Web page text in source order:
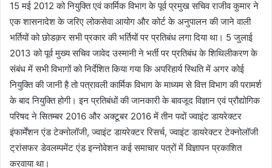
15 मई 2012 को नियुक्ति एवं कार्मिक विभाग के पूर्व प्रमुख सचिव राजीव कुमार ने
एक शासनादेश के जरिए लोकसेवा आयोग और कोर्ट के अनुपालन की जाने वाली
भर्तियों को छोडक़र सभी प्रकार की भर्तियों पर प्रतिबंध लगा दिया था। 5 जुलाई
2013 को पूर्व मुख्य सचिव जावेद उस्मानी ने भर्ती पर प्रतिबंध के शिथिलीकरण के
संबंध में सभी विभागों को निर्देशित किया गया कि अपरिहार्य स्थिति में अगर कोई
नियुक्ति की जानी है तो पत्रावली कार्मिक विभाग के माध्यम से वित्त विभाग की परामर्श
के बाद नियुक्ति होगी। इन प्रतिबंधों की जानकारी के बावजूद विज्ञान एवं प्रौद्योगिक
परिषद ने सितम्बर 2016 और अक्टूबर 2016 में तीन पदों ज्वाइंट डायरेक्टर
इंफार्मेंशन एंड टेक्नोलॉजी, ज्वाइंट डायरेक्टर रिसर्च, ज्वाइंट डायरेक्टर टेक्नोलॉजी
ट्रांसफर डेवलम्पमेंट एंड इन्नोवेशन कई समाचार पत्रों में विज्ञापन प्रकाशित
करवाया था।